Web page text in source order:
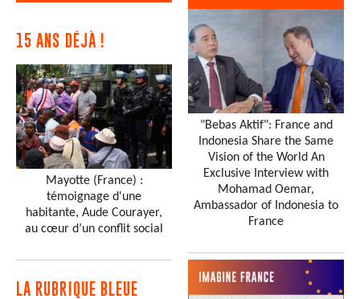
15 ANS DÉJÀ !
Mayotte (France) :
témoignage d'une
habitante, Aude Courayer,
au cœur d’un conflit social
LA RUBRIQUE BLEUE
"Bebas Aktif": France and
Indonesia Share the Same
Vision of the World An
Exclusive Interview with
Mohamad Oemar,
Ambassador of Indonesia to
France